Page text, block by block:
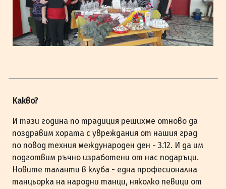
Какво?
И тази година по традиция решихме отново да
поздравим хората с увреждания от нашия град
по повод техния международен ден - 3.12. И да им
подготвим ръчно изработени от нас подаръци.
Новите таланти в клуба - една професионална
танцьорка на народни танци, няколко певици от